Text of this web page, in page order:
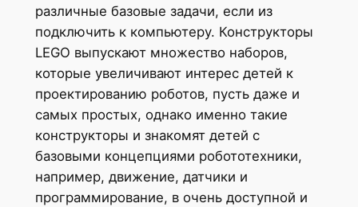
различные базовые задачи, если из
подключить к компьютеру. Конструкторы
LEGO выпускают множество наборов,
которые увеличивают интерес детей к
проектированию роботов, пусть даже и
самых простых, однако именно такие
конструкторы и знакомят детей с
базовыми концепциями робототехники,
например, движение, датчики и
программирование, в очень доступной и